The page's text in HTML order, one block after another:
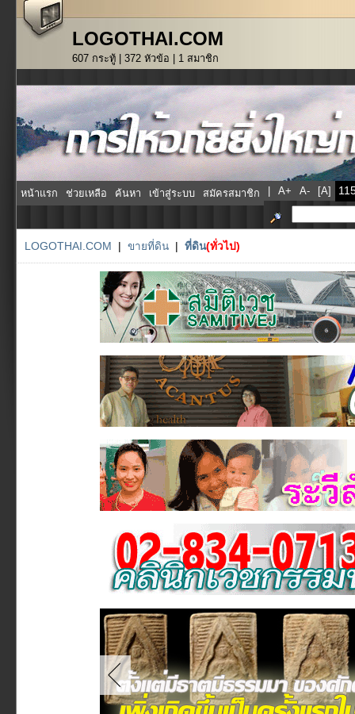
LOGOTHAI.COM
607 กระทู้ | 372 หัวข้อ | 1 สมาชิก
หน้าแรก ช่วยเหลือ ค้นหา เข้าสู่ระบบ สมัครสมาชิก | A+ A- [A]
LOGOTHAI.COM | ขายที่ดิน| ที่ดิน(ทั่วไป)